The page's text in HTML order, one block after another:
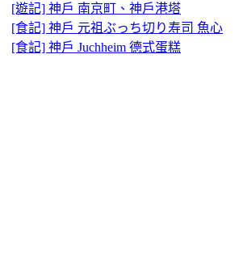
[遊記] 神戶 南京町、神戶港塔
[食記] 神戶 元祖ぶっち切り寿司 魚心
[食記] 神戶 Juchheim 德式蛋糕